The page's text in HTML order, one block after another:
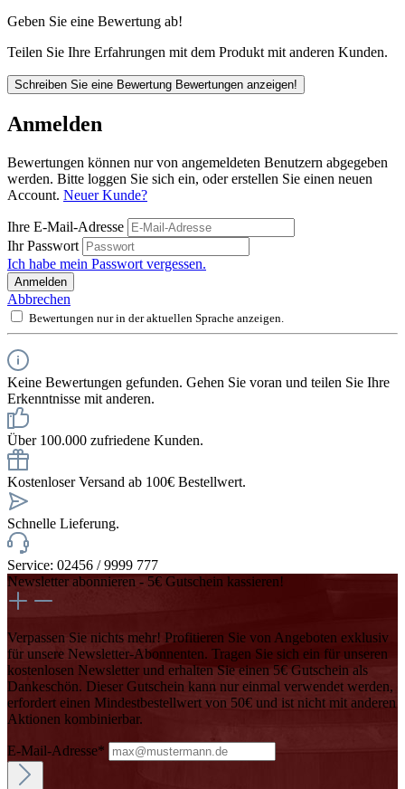
Geben Sie eine Bewertung ab!
Teilen Sie Ihre Erfahrungen mit dem Produkt mit anderen Kunden.
Schreiben Sie eine Bewertung Bewertungen anzeigen!
Anmelden
Bewertungen können nur von angemeldeten Benutzern abgegeben
werden. Bitte loggen Sie sich ein, oder erstellen Sie einen neuen
Account. Neuer Kunde?
Ihre E-Mail-Adresse
Ihr Passwort
Ich habe mein Passwort vergessen.
Anmelden
Abbrechen
Bewertungen nur in der aktuellen Sprache anzeigen.
Keine Bewertungen gefunden. Gehen Sie voran und teilen Sie Ihre
Erkenntnisse mit anderen.
Über 100.000 zufriedene Kunden.
Kostenloser Versand ab 100€ Bestellwert.
Schnelle Lieferung.
Service: 02456 / 9999 777
Newsletter abonnieren - 5€ Gutschein kassieren!
Verpassen Sie nichts mehr! Profitieren Sie von Angeboten exklusiv
für unsere Newsletter-Abonnenten. Tragen Sie sich ein für unseren
kostenlosen Newsletter und erhalten Sie einen 5€ Gutschein als
Dankeschön. Dieser Gutschein kann nur einmal verwendet werden,
erfordert einen Mindestbestellwert von 50€ und ist nicht mit anderen
Aktionen kombinierbar.
E-Mail-Adresse*